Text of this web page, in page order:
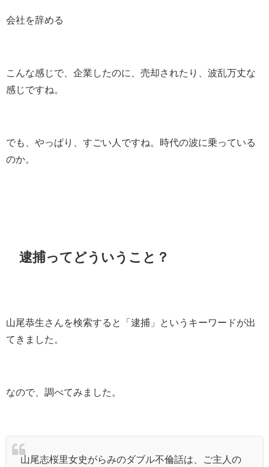
会社を辞める
こんな感じで、企業したのに、売却されたり、波乱万丈な
感じですね。
でも、やっぱり、すごい人ですね。時代の波に乗っている
のか。
逮捕ってどういうこと？
山尾恭生さんを検索すると「逮捕」というキーワードが出
てきました。
なので、調べてみました。
山尾志桜里女史がらみのダブル不倫話は、ご主人の